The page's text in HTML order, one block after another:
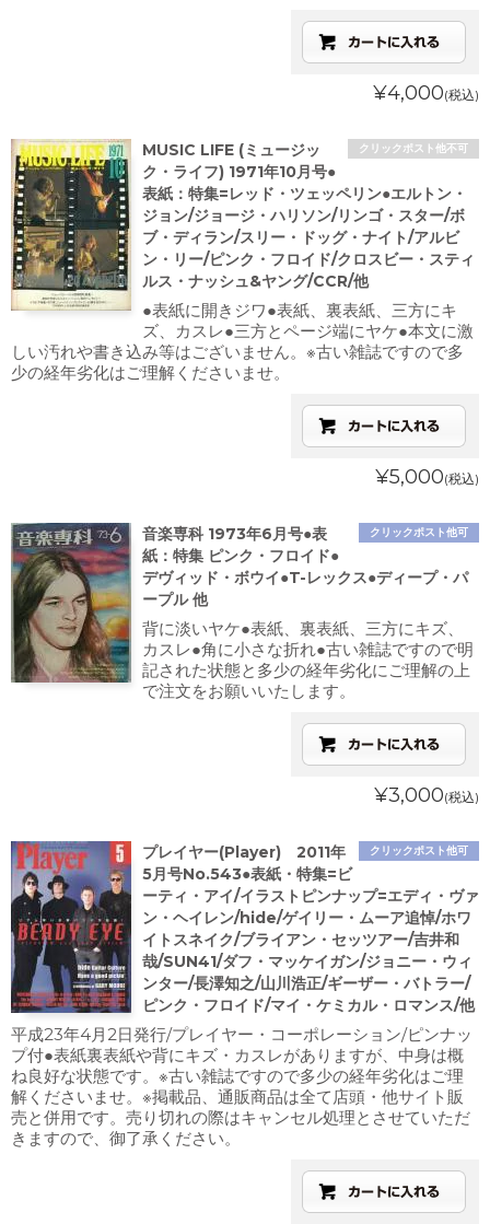
¥4,000(税込)
クリックポスト他不可
MUSIC LIFE (ミュージッ
ク・ライフ) 1971年10月号●
表紙：特集=レッド・ツェッペリン●エルトン・
ジョン/ジョージ・ハリソン/リンゴ・スター/ボ
ブ・ディラン/スリー・ドッグ・ナイト/アルビ
ン・リー/ピンク・フロイド/クロスビー・スティ
ルス・ナッシュ&ヤング/CCR/他
●表紙に開きジワ●表紙、裏表紙、三方にキ
ズ、カスレ●三方とページ端にヤケ●本文に激
しい汚れや書き込み等はございません。※古い雑誌ですので多
少の経年劣化はご理解くださいませ。
¥5,000(税込)
クリックポスト他可
音楽専科 1973年6月号●表
紙：特集 ピンク・フロイド●
デヴィッド・ボウイ●T-レックス●ディープ・パ
ープル 他
背に淡いヤケ●表紙、裏表紙、三方にキズ、
カスレ●角に小さな折れ●古い雑誌ですので明
記された状態と多少の経年劣化にご理解の上
で注文をお願いいたします。
¥3,000(税込)
クリックポスト他可
プレイヤー(Player) 2011年
5月号No.543●表紙・特集=ビ
ーティ・アイ/イラストピンナップ=エディ・ヴァ
ン・ヘイレン/hide/ゲイリー・ムーア追悼/ホワ
イトスネイク/ブライアン・セッツアー/吉井和
哉/SUN41/ダフ・マッケイガン/ジョニー・ウィ
ンター/長澤知之/山川浩正/ギーザー・バトラー/
ピンク・フロイド/マイ・ケミカル・ロマンス/他
平成23年4月2日発行/プレイヤー・コーポレーション/ピンナッ
プ付●表紙裏表紙や背にキズ・カスレがありますが、中身は概
ね良好な状態です。※古い雑誌ですので多少の経年劣化はご理
解くださいませ。※掲載品、通販商品は全て店頭・他サイト販
売と併用です。売り切れの際はキャンセル処理とさせていただ
きますので、御了承ください。